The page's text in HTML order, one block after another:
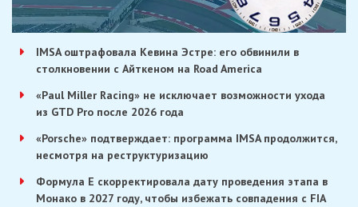
IMSA оштрафовала Кевина Эстре: его обвинили в
столкновении с Айткеном на Road America
«Paul Miller Racing» не исключает возможности ухода
из GTD Pro после 2026 года
«Porsche» подтверждает: программа IMSA продолжится,
несмотря на реструктуризацию
Формула E скорректировала дату проведения этапа в
Монако в 2027 году, чтобы избежать совпадения с FIA